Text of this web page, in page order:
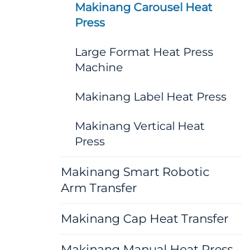
Makinang Carousel Heat
Press
Large Format Heat Press
Machine
Makinang Label Heat Press
Makinang Vertical Heat
Press
Makinang Smart Robotic
Arm Transfer
Makinang Cap Heat Transfer